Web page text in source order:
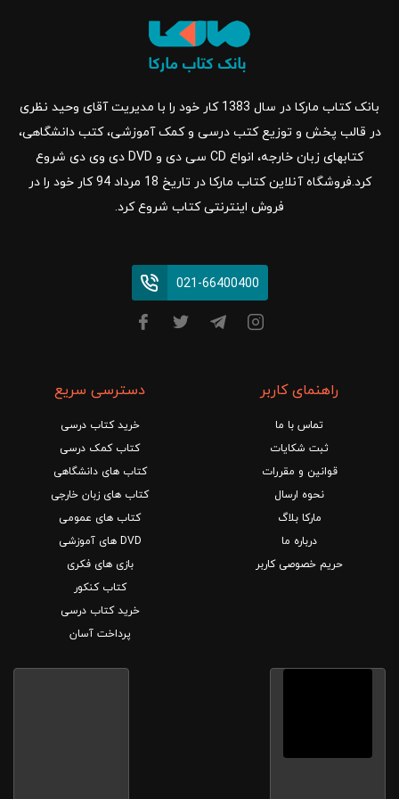
بانک کتاب مارکا در سال 1383 کار خود را با مدیریت آقای وحید نظری
در قالب پخش و توزیع کتب درسی و کمک آموزشی، کتب دانشگاهی،
کتابهای زبان خارجه، انواع CD سی دی و DVD دی وی دی شروع
کرد.فروشگاه آنلاین کتاب مارکا در تاریخ 18 مرداد 94 کار خود را در
فروش اینترنتی کتاب شروع کرد.
021-66400400
راهنمای کاربر
تماس با ما
ثبت شکایات
قوانین و مقررات
نحوه ارسال
مارکا بلاگ
درباره ما
حریم خصوصی کاربر
دسترسی سریع
خرید کتاب درسی
کتاب کمک درسی
کتاب های دانشگاهی
کتاب های زبان خارجی
کتاب های عمومی
DVD های آموزشی
بازی های فکری
کتاب کنکور
خرید کتاب درسی
پرداخت آسان